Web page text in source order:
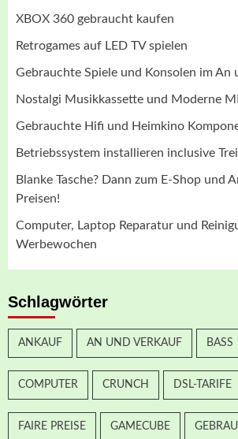
XBOX 360 gebraucht kaufen
Retrogames auf LED TV spielen
Gebrauchte Spiele und Konsolen im An
Nostalgi Musikkassette und Moderne
Gebrauchte Hifi und Heimkino
Betriebssystem installieren inclusive
Blanke Tasche? Dann zum E-Shop und
Preisen!
Computer, Laptop Reparatur und
Werbewochen
Schlagwörter
ANKAUF AN UND VERKAUF BASS
COMPUTER CRUNCH DSL-TARIFE
FAIRE PREISE GAMECUBE